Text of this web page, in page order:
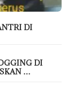
DI
DI
…